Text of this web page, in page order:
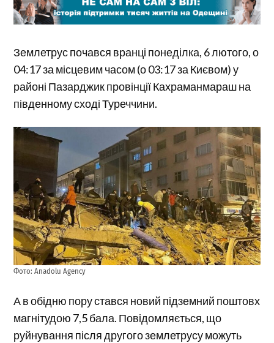
Землетрус почався вранці понеділка, 6 лютого, о
04:17 за місцевим часом (о 03:17 за Києвом) у
районі Пазарджик провінції Кахраманмараш на
південному сході Туреччини.
Фото: Anadolu Agency
А в обідню пору стався новий підземний поштовх
магнітудою 7,5 бала. Повідомляється, що
руйнування після другого землетрусу можуть